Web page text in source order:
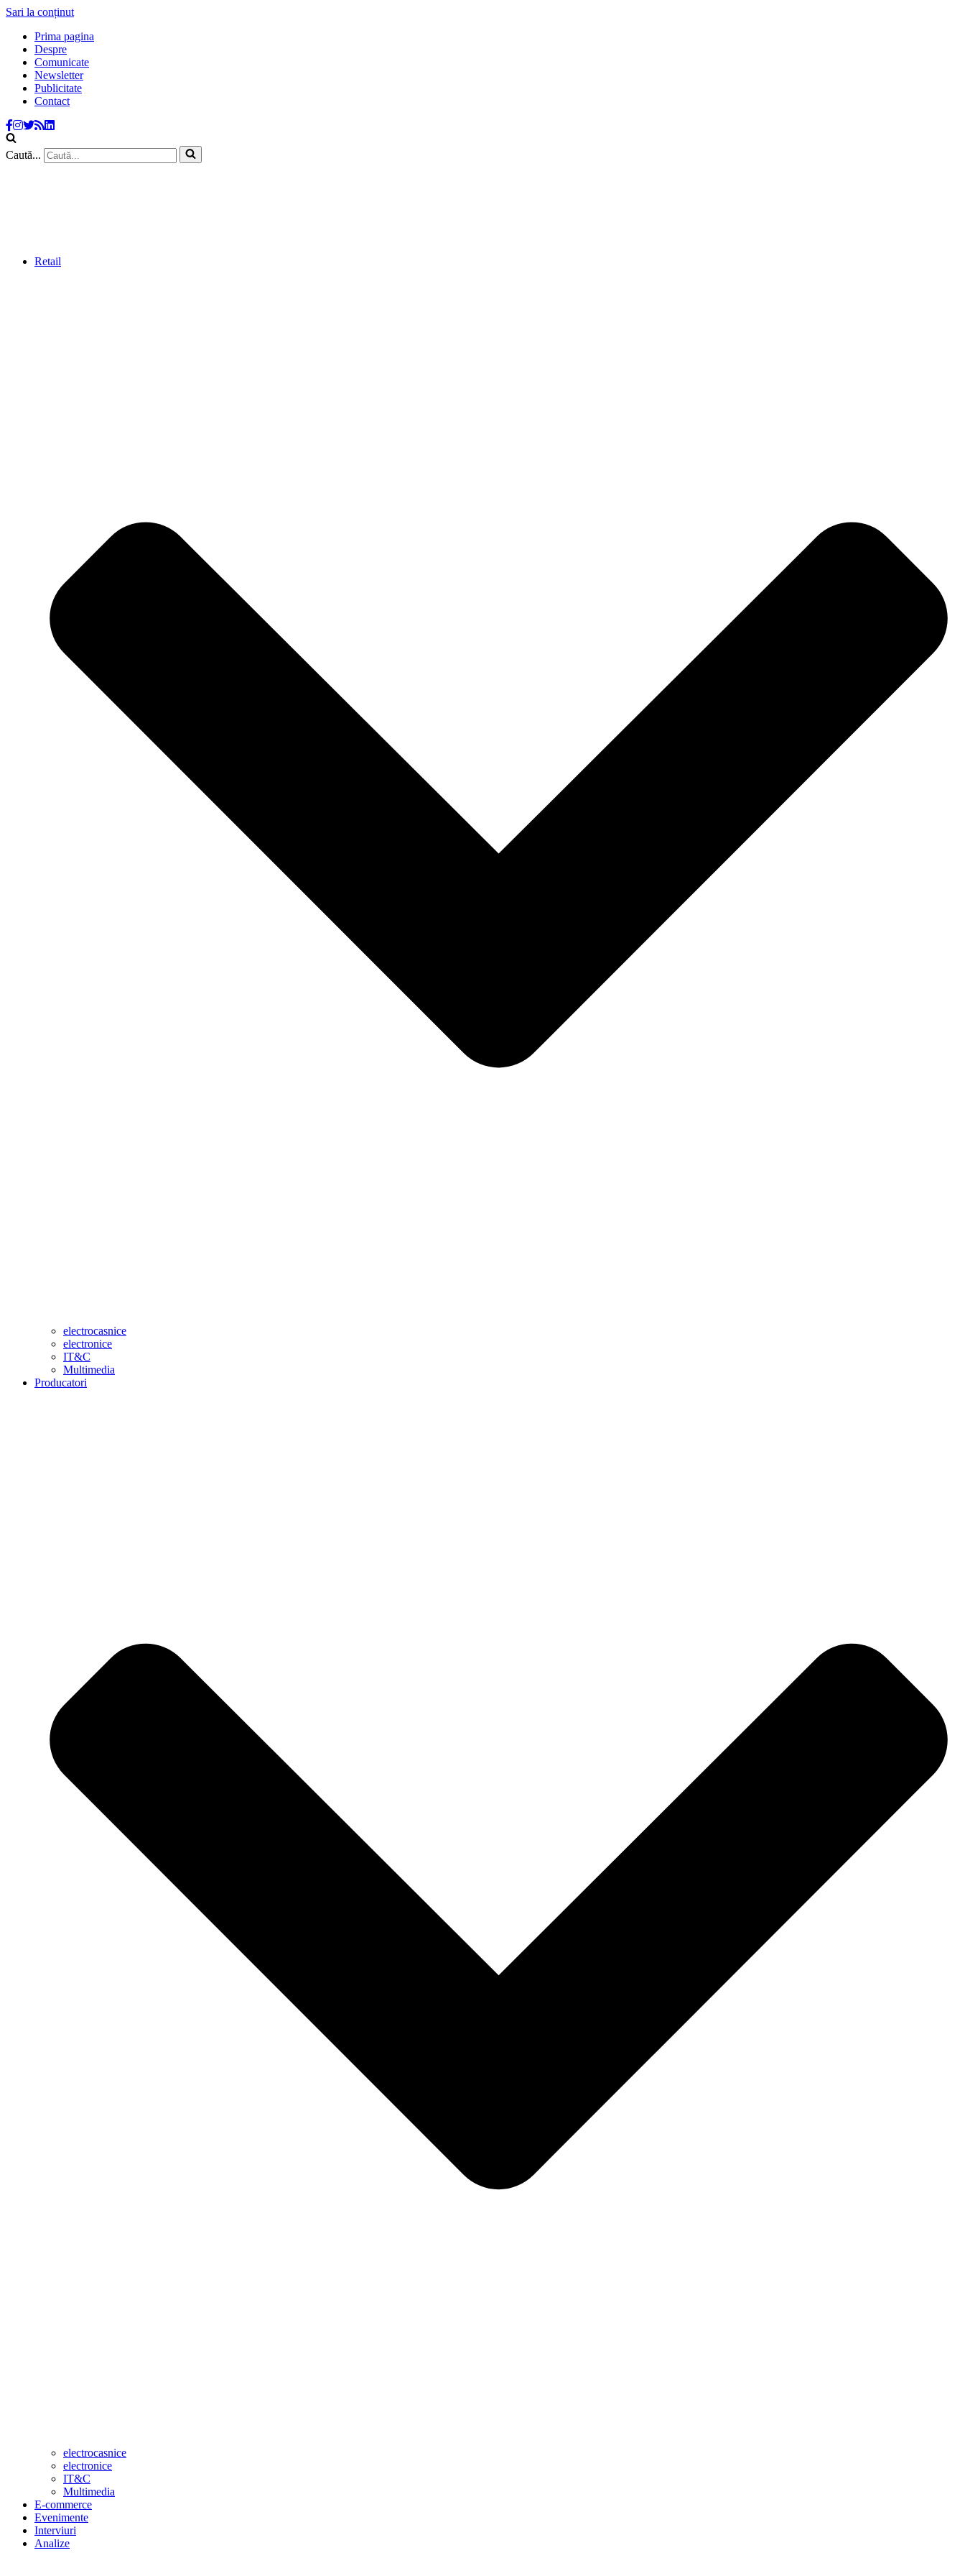
Sari la conținut
Prima pagina
Despre
Comunicate
Newsletter
Publicitate
Contact
Caută...
Retail
electrocasnice
electronice
IT&C
Multimedia
Producatori
electrocasnice
electronice
IT&C
Multimedia
E-commerce
Evenimente
Interviuri
Analize